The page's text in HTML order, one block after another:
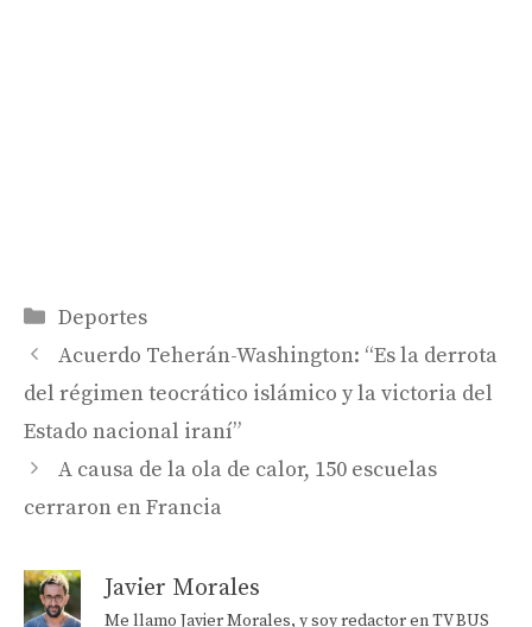
Categorías
Deportes
Acuerdo Teherán-Washington: “Es la derrota
del régimen teocrático islámico y la victoria del
Estado nacional iraní”
A causa de la ola de calor, 150 escuelas
cerraron en Francia
Javier Morales
Me llamo Javier Morales, y soy redactor en TV BUS